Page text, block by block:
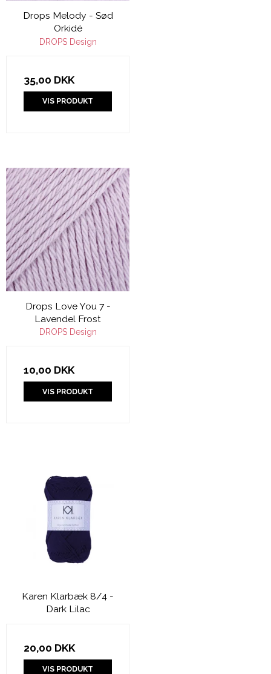
Drops Melody - Sød
Orkidé
DROPS Design
35,00 DKK
VIS PRODUKT
Drops Love You 7 -
Lavendel Frost
DROPS Design
10,00 DKK
VIS PRODUKT
Karen Klarbæk 8/4 -
Dark Lilac
20,00 DKK
VIS PRODUKT